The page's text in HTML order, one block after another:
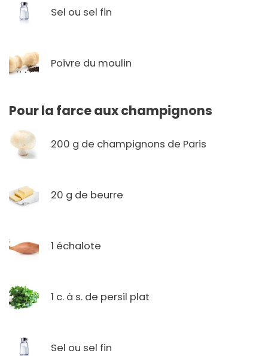
Sel ou sel fin
Poivre du moulin
Pour la farce aux champignons
200 g de champignons de Paris
20 g de beurre
1 échalote
1 c. à s. de persil plat
Sel ou sel fin